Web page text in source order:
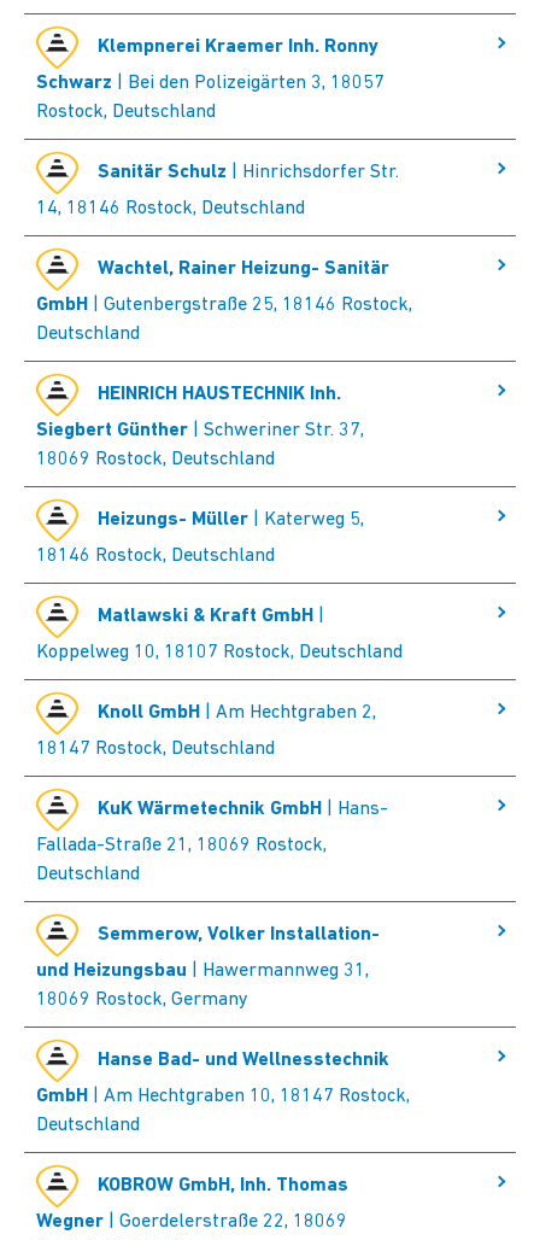
Klempnerei Kraemer Inh. Ronny
Schwarz | Bei den Polizeigärten 3, 18057
Rostock, Deutschland
Sanitär Schulz | Hinrichsdorfer Str.
14, 18146 Rostock, Deutschland
Wachtel, Rainer Heizung- Sanitär
GmbH
| Gutenbergstraße 25, 18146 Rostock,
Deutschland
HEINRICH HAUSTECHNIK Inh.
Siegbert Günther | Schweriner Str. 37,
18069 Rostock, Deutschland
Heizungs- Müller | Katerweg 5,
18146 Rostock, Deutschland
Matlawski & Kraft GmbH
Koppelweg 10, 18107 Rostock, Deutschland
Knoll GmbH | Am Hechtgraben 2,
18147 Rostock, Deutschland
KuK Wärmetechnik GmbH | Hans-
Fallada-Straße 21, 18069 Rostock,
Deutschland
Semmerow, Volker Installation-
und Heizungsbau | Hawermannweg 31,
18069 Rostock, Germany
Hanse Bad- und Wellnesstechnik
GmbH
| Am Hechtgraben 10, 18147 Rostock,
Deutschland
KOBROW GmbH, Inh. Thomas
Wegner | Goerdelerstraße 22, 18069